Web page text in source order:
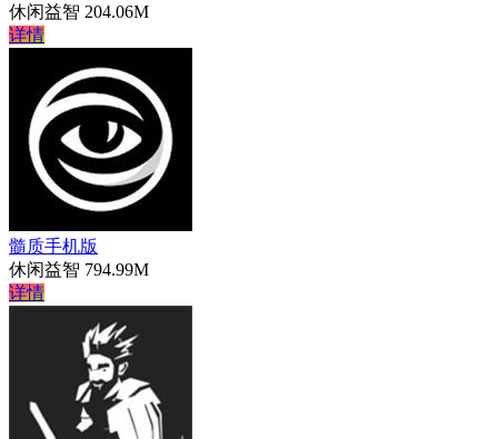
休闲益智 204.06M
详情
髓质手机版
休闲益智 794.99M
详情